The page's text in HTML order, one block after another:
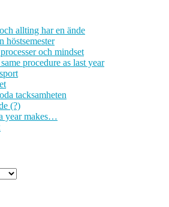
allting har en ände
höstsemester
och mindset
procedure as last year
tacksamheten
(?)
year makes…